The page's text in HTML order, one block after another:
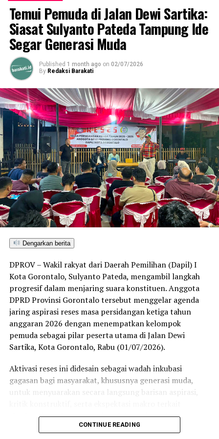
UP NEXT
Pemkot Gorontalo Perkuat Kerjasama dengan RS Pusat
Otak Nasional untuk Perangi Penyakit Berat
DON'T MISS
Wabup Suharsi Igirisa Beri Penghormatan Atas Dedikasi
Almarhumah Sira Sabu
Temui Pemuda di Jalan Dewi Sartika:
Siasat Sulyanto Pateda Tampung Ide
Segar Generasi Muda
Published 1 month ago on 02/07/2026
By Redaksi Barakati
Dengarkan berita
DPROV – Wakil rakyat dari Daerah Pemilihan (Dapil) I
Kota Gorontalo, Sulyanto Pateda, mengambil langkah
progresif dalam menjaring suara konstituen. Anggota
DPRD Provinsi Gorontalo tersebut menggelar agenda
jaring aspirasi reses masa persidangan ketiga tahun
anggaran 2026 dengan menempatkan kelompok
pemuda sebagai pilar peserta utama di Jalan Dewi
Sartika, Kota Gorontalo, Rabu (01/07/2026).
Aktivasi reses ini didesain sebagai wadah inkubasi
gagasan bagi masyarakat, khususnya generasi muda,
untuk menyuarakan secara langsung barisan aspirasi,
akselerasi pembangunan daerah ke meja parlemen.
CONTINUE READING